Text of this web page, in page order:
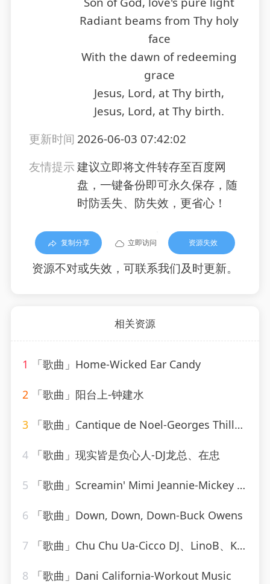
Radiant beams from Thy holy
face
With the dawn of redeeming
grace
Jesus, Lord, at Thy birth,
Jesus, Lord, at Thy birth.
更新时间 2026-06-03 07:42:02
友情提示建议立即将文件转存至百度网
盘，一键备份即可永久保存，随
时防丢失、防失效，更省心！
复制分享 立即访问 资源失效
资源不对或失效，可联系我们及时更新。
相关资源
1 「歌曲」Home-Wicked Ear Candy
2 「歌曲」阳台上-钟建水
3 「歌曲」Cantique de Noel-Georges Thill、Orchestra Armand Bernard
4 「歌曲」现实皆是负心人-DJ龙总、在忠
5 「歌曲」Screamin' Mimi Jeannie-Mickey Hawks
6 「歌曲」Down, Down, Down-Buck Owens
7 「歌曲」Chu Chu Ua-Cicco DJ、LinoB、Kiki
8 「歌曲」Dani California-Workout Music